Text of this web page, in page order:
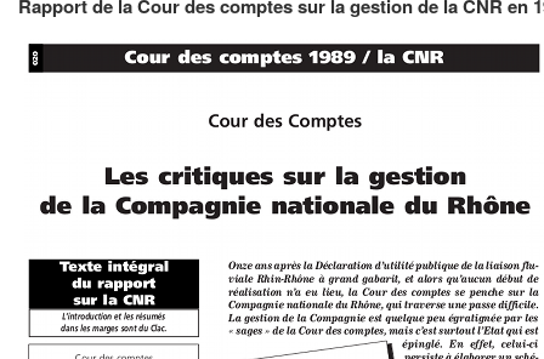
Rapport de la Cour des comptes sur la gestion de la CNR en